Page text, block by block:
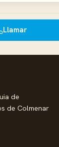
Llamar
de
de Colmenar